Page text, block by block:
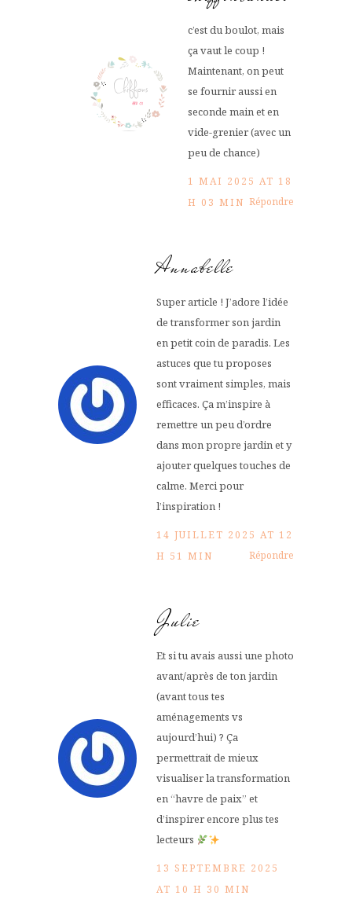
c’est du boulot, mais
ça vaut le coup !
Maintenant, on peut
se fournir aussi en
seconde main et en
vide-grenier (avec un
peu de chance)
1 MAI 2025 AT 18
H 03 MIN Répondre
Annabelle
Super article ! J’adore l’idée
de transformer son jardin
en petit coin de paradis. Les
astuces que tu proposes
sont vraiment simples, mais
efficaces. Ça m’inspire à
remettre un peu d’ordre
dans mon propre jardin et y
ajouter quelques touches de
calme. Merci pour
l’inspiration !
14 JUILLET 2025 AT 12
H 51 MIN
Répondre
Julie
Et si tu avais aussi une photo
avant/après de ton jardin
(avant tous tes
aménagements vs
aujourd’hui) ? Ça
permettrait de mieux
visualiser la transformation
en “havre de paix” et
d’inspirer encore plus tes
lecteurs
13 SEPTEMBRE 2025
AT 10 H 30 MIN